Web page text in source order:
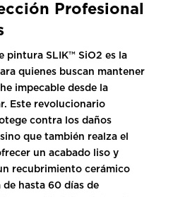
Profesional
pintura SLIK™ SiO2 es la
quienes buscan mantener
impecable desde la
Este revolucionario
contra los daños
que también realza el
un acabado liso y
recubrimiento cerámico
hasta 60 días de